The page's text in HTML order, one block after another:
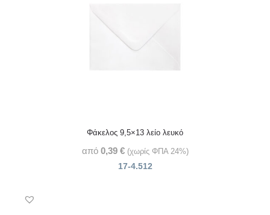
Φάκελος 9,5×13 λείο λευκό
από 0,39 € (χωρίς ΦΠΑ 24%)
17-4.512